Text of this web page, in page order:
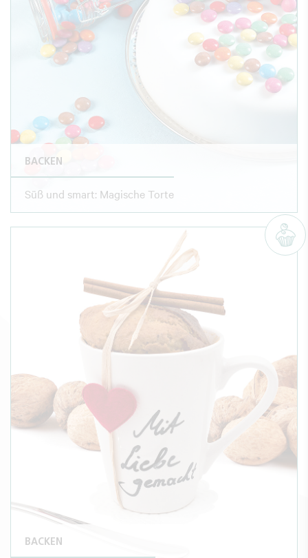
BACKEN
Süß und smart: Magische Torte
BACKEN